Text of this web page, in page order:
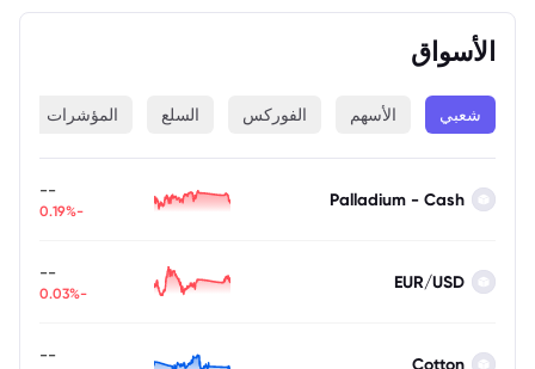
الأسواق
شعبي الأسهم الفوركس السلع المؤشرات
Palladium - Cash
--
-0.19%
EUR/USD
--
-0.03%
Cotton
--